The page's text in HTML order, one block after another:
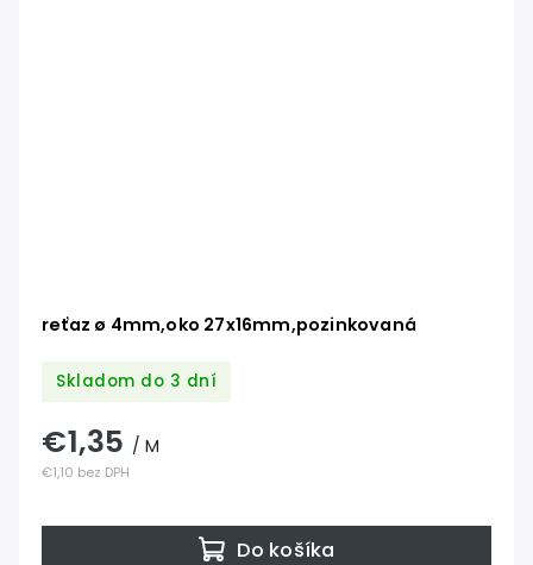
reťaz ø 4mm,oko 27x16mm,pozinkovaná
Skladom do 3 dní
€1,10 bez DPH
€1,35 / M
Do košíka